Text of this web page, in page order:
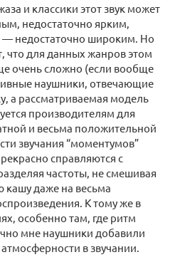
и классики этот звук может
недостаточно ярким,
— недостаточно широким. Но
что для данных жанров этом
очень сложно (если вообще
наушники, отвечающие
а рассматриваемая модель
производителям для
и весьма положительной
звучания “моментумов”
справляются с
частоты, не смешивая
даже на весьма
К тому же в
особенно там, где ритм
мне наушники добавили
в звучании.